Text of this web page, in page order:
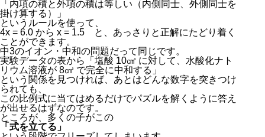
「内項の積と外項の積は等しい（内側同士、外側同士を
掛け算する）」
というルールを使って、
4x = 6.0 から x = 1.5
と、あっさりと正解にたどり着く
ことができます。
中3のイオン・中和の問題だって同じです。
実験データの表から「塩酸 10㎤ に対して、水酸化ナト
リウム溶液が 8㎤ で完全に中和する」
という関係を見つければ、あとはどんな数字を突きつけ
られても、
この比例式に当てはめるだけでパズルを解くように答え
が出せるはずなのです。
ところが、多くの子がこの
「式を立てる」